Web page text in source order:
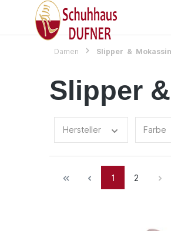
Damen Slipper & Mokassin
Slipper
Hersteller Farbe
1 2